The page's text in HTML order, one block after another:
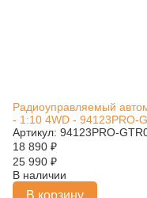
Радиоуправляемый
- 1:10 4WD - 94123PRO-
Артикул: 94123PRO-
18 890 ₽
25 990 ₽
В наличии
В корзину